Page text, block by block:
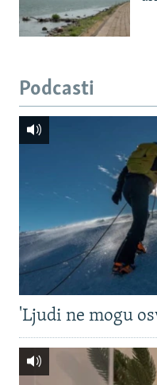
Podcasti
'Ljudi ne mogu